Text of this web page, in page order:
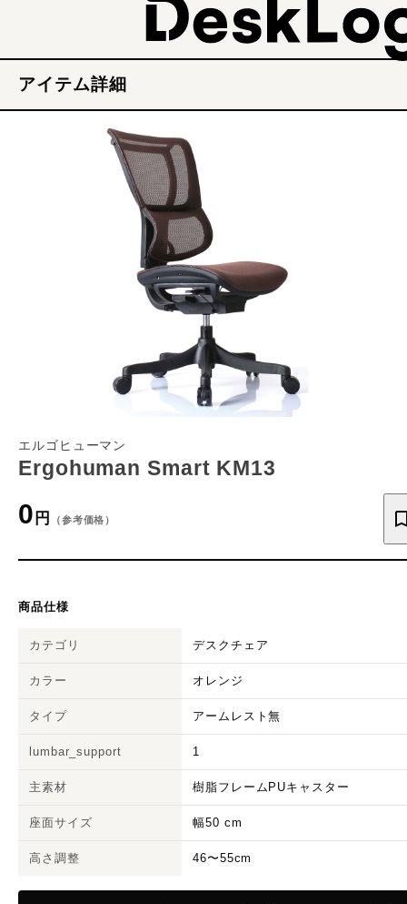
アイテム詳細
エルゴヒューマン
Ergohuman Smart KM13
0 円 （参考価格）
商品仕様
カテゴリ デスクチェア
カラー オレンジ
タイプ アームレスト無
lumbar_support 1
主素材 樹脂フレームPUキャスター
座面サイズ 幅50 cm
高さ調整 46〜55cm